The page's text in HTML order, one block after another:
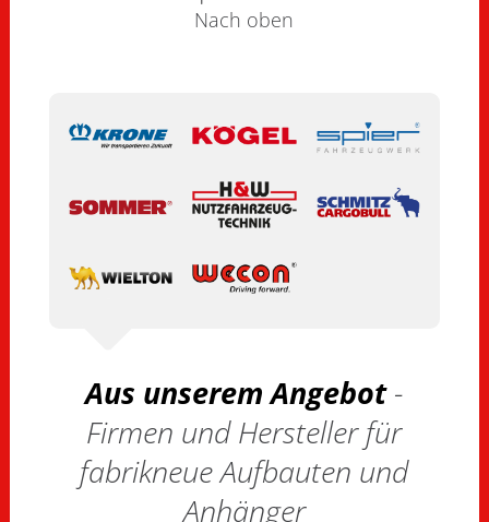
Nach oben
Aus unserem Angebot-
Firmen und Hersteller für
fabrikneue Aufbauten und
Anhänger